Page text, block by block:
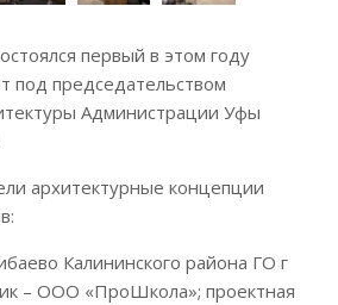
первый в этом году
под председательством
Администрации Уфы
архитектурные концепции
Калининского района ГО г
– ООО «ПроШкола»; проектная